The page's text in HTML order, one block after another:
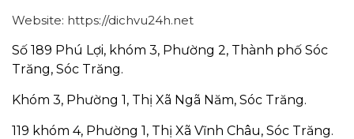
Website: https://dichvu24h.net
Số 189 Phú Lợi, khóm 3, Phường 2, Thành phố Sóc
Trăng, Sóc Trăng.
Khóm 3, Phường 1, Thị Xã Ngã Năm, Sóc Trăng.
119 khóm 4, Phường 1, Thị Xã Vĩnh Châu, Sóc Trăng.